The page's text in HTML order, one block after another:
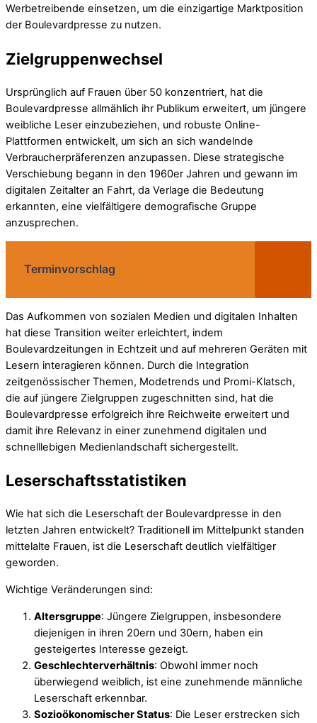
Werbetreibende einsetzen, um die einzigartige Marktposition
der Boulevardpresse zu nutzen.
Zielgruppenwechsel
Ursprünglich auf Frauen über 50 konzentriert, hat die
Boulevardpresse allmählich ihr Publikum erweitert, um jüngere
weibliche Leser einzubeziehen, und robuste Online-
Plattformen entwickelt, um sich an sich wandelnde
Verbraucherpräferenzen anzupassen. Diese strategische
Verschiebung begann in den 1960er Jahren und gewann im
digitalen Zeitalter an Fahrt, da Verlage die Bedeutung
erkannten, eine vielfältigere demografische Gruppe
anzusprechen.
Terminvorschlag
Das Aufkommen von sozialen Medien und digitalen Inhalten
hat diese Transition weiter erleichtert, indem
Boulevardzeitungen in Echtzeit und auf mehreren Geräten mit
Lesern interagieren können. Durch die Integration
zeitgenössischer Themen, Modetrends und Promi-Klatsch,
die auf jüngere Zielgruppen zugeschnitten sind, hat die
Boulevardpresse erfolgreich ihre Reichweite erweitert und
damit ihre Relevanz in einer zunehmend digitalen und
schnelllebigen Medienlandschaft sichergestellt.
Leserschaftsstatistiken
Wie hat sich die Leserschaft der Boulevardpresse in den
letzten Jahren entwickelt? Traditionell im Mittelpunkt standen
mittelalte Frauen, ist die Leserschaft deutlich vielfältiger
geworden.
Wichtige Veränderungen sind:
Altersgruppe: Jüngere Zielgruppen, insbesondere
diejenigen in ihren 20ern und 30ern, haben ein
gesteigertes Interesse gezeigt.
Geschlechterverhältnis: Obwohl immer noch
überwiegend weiblich, ist eine zunehmende männliche
Leserschaft erkennbar.
Sozioökonomischer Status: Die Leser erstrecken sich